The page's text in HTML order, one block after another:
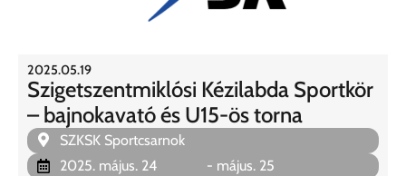
2025.05.19
Szigetszentmiklósi Kézilabda Sportkör
– bajnokavató és U15-ös torna
SZKSK Sportcsarnok
2025. május. 24
- május. 25